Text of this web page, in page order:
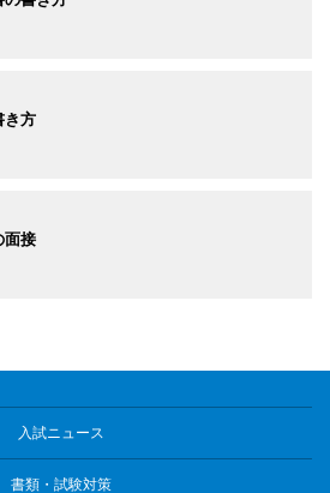
き方
面接
入試ニュース
書類・試験対策